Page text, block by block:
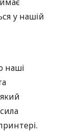
у нашій
наші